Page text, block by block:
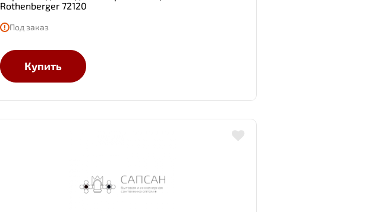
Rothenberger 72120
Под заказ
Купить